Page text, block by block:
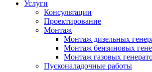
Услуги
Консультации
Проектирование
Монтаж
Монтаж дизельных
Монтаж бензиновых
Монтаж газовых
Пусконаладочные работы